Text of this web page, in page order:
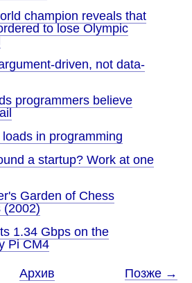
champion reveals that
to lose Olympic
driven, not data-
programmers believe
in programming
a startup? Work at one
Garden of Chess
(2002)
1.34 Gbps on the
Pi CM4
Архив Позже →